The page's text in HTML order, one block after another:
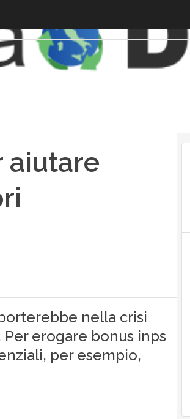
aiutare
nella crisi
Per erogare bonus inps
per esempio,